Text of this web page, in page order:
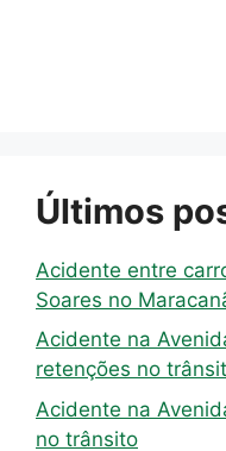
Últimos
Acidente entre
Soares no
Acidente na
retenções no
Acidente na
no trânsito